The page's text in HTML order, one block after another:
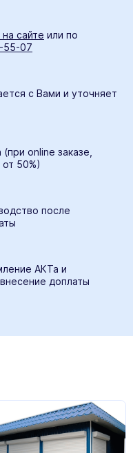
на сайте или по
55-07
с Вами и уточняет
online заказе,
50%)
после
АКТа и
доплаты